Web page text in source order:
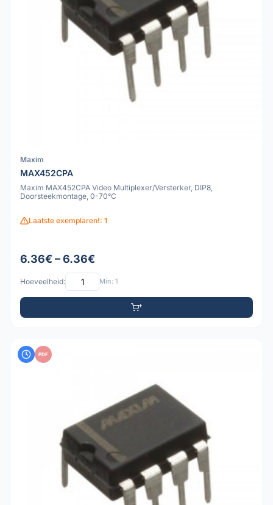
Maxim
MAX452CPA
Maxim MAX452CPA Video Multiplexer/Versterker, DIP8,
Doorsteekmontage, 0-70°C
Laatste exemplaren!: 1
6.36€ – 6.36€
Hoeveelheid: Min: 1
PDF